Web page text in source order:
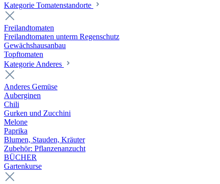
Kategorie Tomatenstandorte
Freilandtomaten
Freilandtomaten unterm Regenschutz
Gewächshausanbau
Topftomaten
Kategorie Anderes
Anderes Gemüse
Auberginen
Chili
Gurken und Zucchini
Melone
Paprika
Blumen, Stauden, Kräuter
Zubehör: Pflanzenanzucht
BÜCHER
Gartenkurse